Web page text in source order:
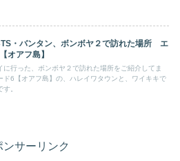
・バンタン、ボンボヤ２で訪れた場所 エ
オアフ島】
に行った、ボンボヤ２で訪れた場所をご紹介してま
ド6【オアフ島】の、ハレイワタウンと、ワイキキで
。
ンサーリンク